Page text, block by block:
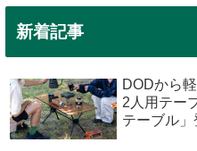
新着記事
DODから
2人用テー
テーブル」